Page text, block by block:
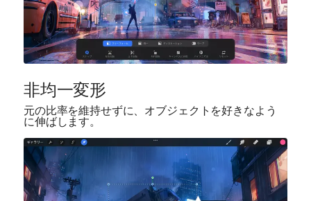
非均一変形
元の比率を維持せずに、オブジェクトを好きなよう
に伸ばします。